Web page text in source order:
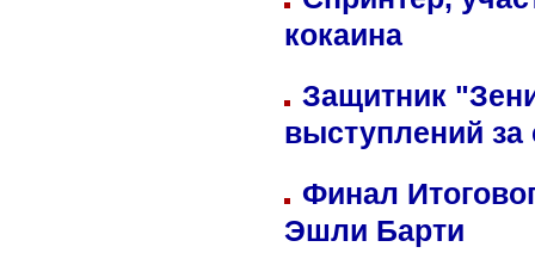
кокаина
Защитник
выступлений
Финал
Эшли Барти